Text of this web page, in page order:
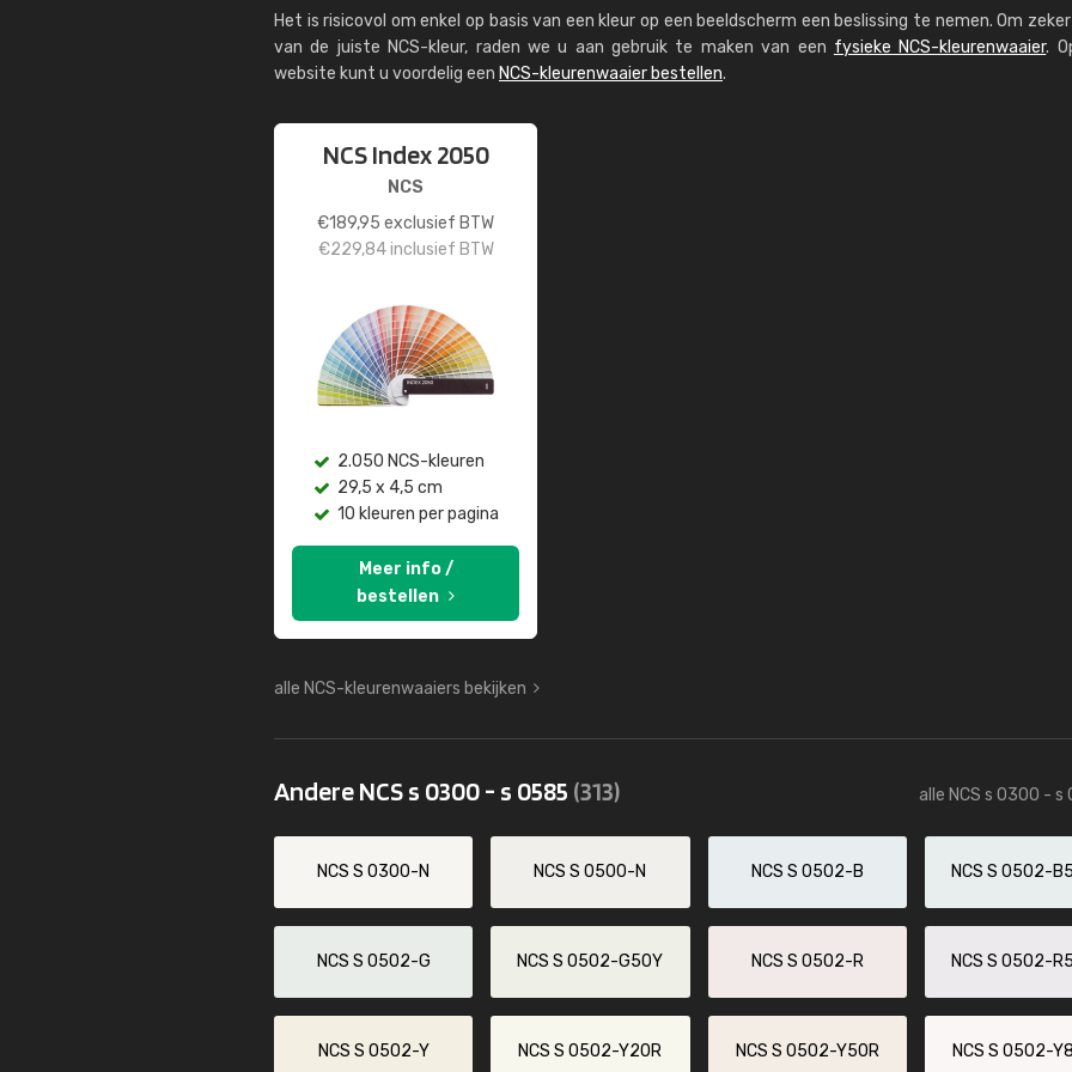
Het is risicovol om enkel op basis van een kleur op een beeldscherm een beslissing te nemen. Om
van de juiste NCS-kleur, raden we u aan gebruik te maken van een fysieke NCS-kleurenwaaier.
website kunt u voordelig een NCS-kleurenwaaier bestellen.
NCS Index 2050
NCS
€189,95 exclusief BTW
€229,84inclusief BTW
2.050 NCS-kleuren
29,5 x 4,5 cm
10 kleuren per pagina
Meer info /
bestellen
alle NCS-kleurenwaaiers bekijken
Andere NCS s 0300 - s 0585 (313) alle NCS s 0300 - s
NCS S 0300-N NCS S 0500-N NCS S 0502-B NCS S 0502-
NCS S 0502-G NCS S 0502-G50Y NCS S 0502-R NCS S 0502-
NCS S 0502-Y NCS S 0502-Y20R NCS S 0502-Y50R NCS S 0502-